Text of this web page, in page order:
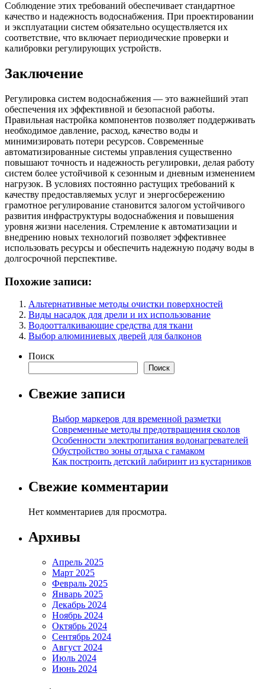
Соблюдение этих требований обеспечивает стандартное
качество и надежность водоснабжения. При проектировании
и эксплуатации систем обязательно осуществляется их
соответствие, что включает периодические проверки и
калибровки регулирующих устройств.
Заключение
Регулировка систем водоснабжения — это важнейший этап
обеспечения их эффективной и безопасной работы.
Правильная настройка компонентов позволяет поддерживать
необходимое давление, расход, качество воды и
минимизировать потери ресурсов. Современные
автоматизированные системы управления существенно
повышают точность и надежность регулировки, делая работу
систем более устойчивой к сезонным и дневным изменением
нагрузок. В условиях постоянно растущих требований к
качеству предоставляемых услуг и энергосбережению
грамотное регулирование становится залогом устойчивого
развития инфраструктуры водоснабжения и повышения
уровня жизни населения. Стремление к автоматизации и
внедрению новых технологий позволяет эффективнее
использовать ресурсы и обеспечить надежную подачу воды в
долгосрочной перспективе.
Похожие записи:
Альтернативные методы очистки поверхностей
Виды насадок для дрели и их использование
Водоотталкивающие средства для ткани
Выбор алюминиевых дверей для балконов
Поиск
Поиск
Свежие записи
Выбор маркеров для временной разметки
Современные методы предотвращения сколов
Особенности электропитания водонагревателей
Обустройство зоны отдыха с гамаком
Как построить детский лабиринт из кустарников
Свежие комментарии
Нет комментариев для просмотра.
Архивы
Апрель 2025
Март 2025
Февраль 2025
Январь 2025
Декабрь 2024
Ноябрь 2024
Октябрь 2024
Сентябрь 2024
Август 2024
Июль 2024
Июнь 2024